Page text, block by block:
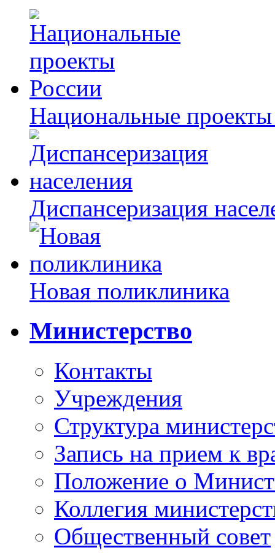
Национальные
Диспансеризация
Новая поликлиника
Министерство
Контакты
Учреждения
Структура
Запись на прием к
Положение о
Коллегия
Общественный совет